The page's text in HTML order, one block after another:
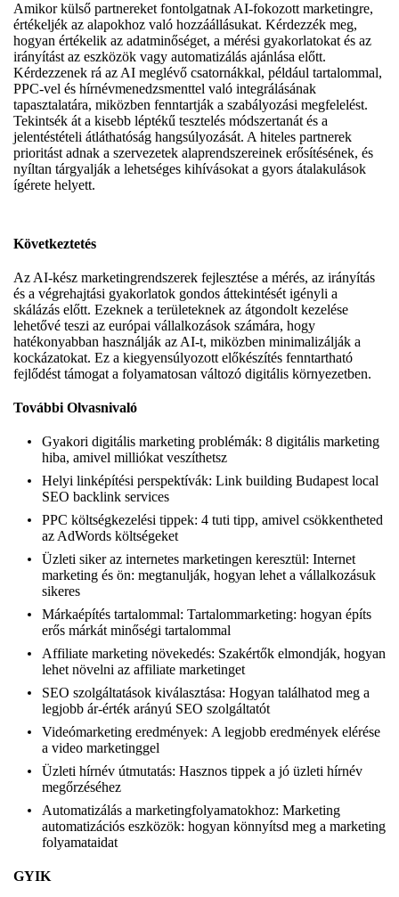
Amikor külső partnereket fontolgatnak AI-fokozott marketingre,
értékeljék az alapokhoz való hozzáállásukat. Kérdezzék meg,
hogyan értékelik az adatminőséget, a mérési gyakorlatokat és az
irányítást az eszközök vagy automatizálás ajánlása előtt.
Kérdezzenek rá az AI meglévő csatornákkal, például tartalommal,
PPC-vel és hírnévmenedzsmenttel való integrálásának
tapasztalatára, miközben fenntartják a szabályozási megfelelést.
Tekintsék át a kisebb léptékű tesztelés módszertanát és a
jelentéstételi átláthatóság hangsúlyozását. A hiteles partnerek
prioritást adnak a szervezetek alaprendszereinek erősítésének, és
nyíltan tárgyalják a lehetséges kihívásokat a gyors átalakulások
ígérete helyett.
Következtetés
Az AI-kész marketingrendszerek fejlesztése a mérés, az irányítás
és a végrehajtási gyakorlatok gondos áttekintését igényli a
skálázás előtt. Ezeknek a területeknek az átgondolt kezelése
lehetővé teszi az európai vállalkozások számára, hogy
hatékonyabban használják az AI-t, miközben minimalizálják a
kockázatokat. Ez a kiegyensúlyozott előkészítés fenntartható
fejlődést támogat a folyamatosan változó digitális környezetben.
További Olvasnivaló
Gyakori digitális marketing problémák: 8 digitális marketing
hiba, amivel milliókat veszíthetsz
Helyi linképítési perspektívák: Link building Budapest local
SEO backlink services
PPC költségkezelési tippek: 4 tuti tipp, amivel csökkentheted
az AdWords költségeket
Üzleti siker az internetes marketingen keresztül: Internet
marketing és ön: megtanulják, hogyan lehet a vállalkozásuk
sikeres
Márkaépítés tartalommal: Tartalommarketing: hogyan építs
erős márkát minőségi tartalommal
Affiliate marketing növekedés: Szakértők elmondják, hogyan
lehet növelni az affiliate marketinget
SEO szolgáltatások kiválasztása: Hogyan találhatod meg a
legjobb ár-érték arányú SEO szolgáltatót
Videómarketing eredmények: A legjobb eredmények elérése
a video marketinggel
Üzleti hírnév útmutatás: Hasznos tippek a jó üzleti hírnév
megőrzéséhez
Automatizálás a marketingfolyamatokhoz: Marketing
automatizációs eszközök: hogyan könnyítsd meg a marketing
folyamataidat
GYIK